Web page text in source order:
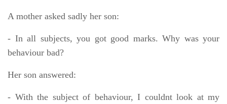
A mother asked sadly her son:
- In all subjects, you got good marks. Why was your
behaviour bad?
Her son answered:
- With the subject of behaviour, I couldnt look at my